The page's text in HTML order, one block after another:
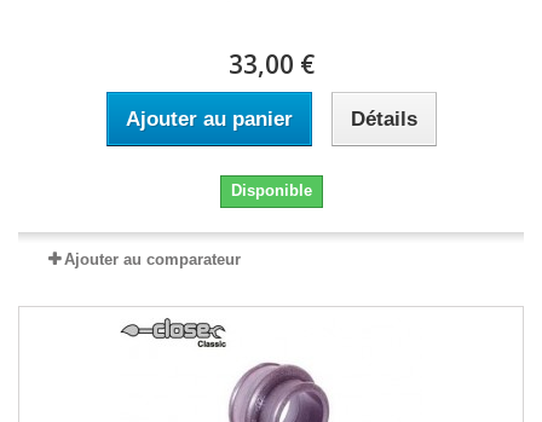
33,00 €
Ajouter au panier Détails
Disponible
Ajouter au comparateur